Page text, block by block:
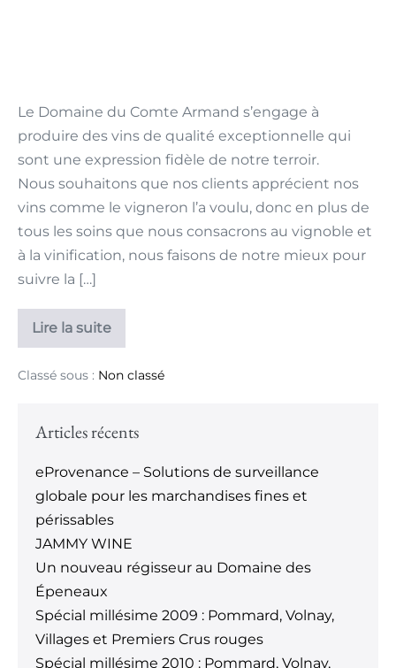
Le Domaine du Comte Armand s’engage à
produire des vins de qualité exceptionnelle qui
sont une expression fidèle de notre terroir.
Nous souhaitons que nos clients apprécient nos
vins comme le vigneron l’a voulu, donc en plus de
tous les soins que nous consacrons au vignoble et
à la vinification, nous faisons de notre mieux pour
suivre la […]
Lire la suite
Classé sous : Non classé
Articles récents
eProvenance – Solutions de surveillance
globale pour les marchandises fines et
périssables
JAMMY WINE
Un nouveau régisseur au Domaine des
Épeneaux
Spécial millésime 2009 : Pommard, Volnay,
Villages et Premiers Crus rouges
Spécial millésime 2010 : Pommard, Volnay,